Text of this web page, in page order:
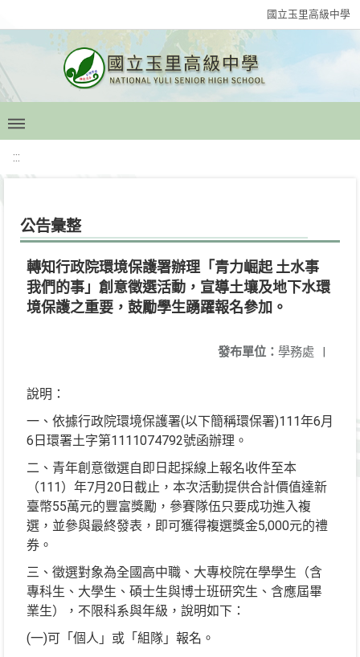
國立玉里高級中學
:::
公告彙整
轉知行政院環境保護署辦理「青力崛起 土水事
我們的事」創意徵選活動，宣導土壤及地下水環
境保護之重要，鼓勵學生踴躍報名參加。
發布單位： 學務處 |
說明：
一、依據行政院環境保護署(以下簡稱環保署)111年6月
6日環署土字第1111074792號函辦理。
二、青年創意徵選自即日起採線上報名收件至本
（111）年7月20日截止，本次活動提供合計價值達新
臺幣55萬元的豐富獎勵，參賽隊伍只要成功進入複
選，並參與最終發表，即可獲得複選獎金5,000元的禮
券。
三、徵選對象為全國高中職、大專校院在學學生（含
專科生、大學生、碩士生與博士班研究生、含應屆畢
業生），不限科系與年級，說明如下：
(一)可「個人」或「組隊」報名。